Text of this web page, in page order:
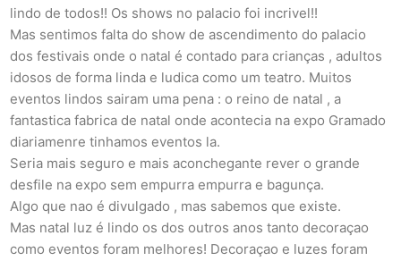
lindo de todos!! Os shows no palacio foi incrivel!!
Mas sentimos falta do show de ascendimento do palacio
dos festivais onde o natal é contado para crianças , adultos
idosos de forma linda e ludica como um teatro. Muitos
eventos lindos sairam uma pena : o reino de natal , a
fantastica fabrica de natal onde acontecia na expo Gramado
diariamenre tinhamos eventos la.
Seria mais seguro e mais aconchegante rever o grande
desfile na expo sem empurra empurra e bagunça.
Algo que nao é divulgado , mas sabemos que existe.
Mas natal luz é lindo os dos outros anos tanto decoraçao
como eventos foram melhores! Decoraçao e luzes foram